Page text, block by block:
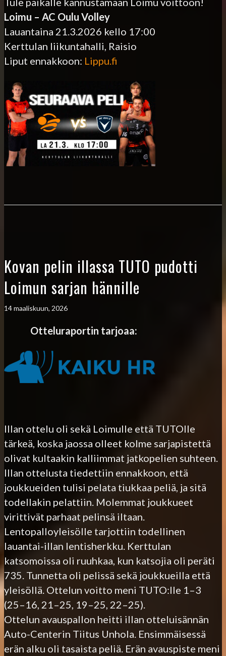
Loimu – AC Oulu Volley
Lauantaina 21.3.2026 kello 17:00
Kerttulan liikuntahalli, Raisio
Liput ennakkoon: Lippu.fi
Kovan pelin illassa TUTO pudotti
Loimun sarjan hännille
14 maaliskuun, 2026
Otteluraportin tarjoaa:
Illan ottelu oli sekä Loimulle että TUTOlle
tärkeä, koska jaossa olleet kolme sarjapistettä
olivat kultaakin kalliimmat jatkopelien suhteen.
Illan ottelusta tiedettiin ennakkoon, että
joukkueiden tulisi pelata tiukkaa peliä, ja sitä
todellakin pelattiin. Molemmat joukkueet
virittivät parhaat pelinsä iltaan.
Lentopalloyleisölle tarjottiin todellinen
lauantai-illan lentisherkku. Kerttulan
katsomoissa oli ruuhkaa, kun katsojia oli peräti
735. Tunnetta oli pelissä sekä joukkueilla että
yleisöllä. Ottelun voitto meni TUTO:lle 1–3
(25–16, 21–25, 19–25, 22–25).
Ottelun avauspallon heitti illan otteluisännän
Auto-Centerin Tiitus Unhola. Ensimmäisessä
erän alku oli tasaista peliä. Erän avauspiste meni